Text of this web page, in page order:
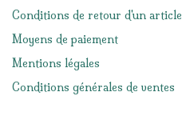
Conditions de retour d'un article
Moyens de paiement
Mentions légales
Conditions générales de ventes